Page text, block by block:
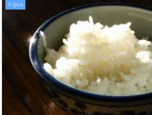
agua